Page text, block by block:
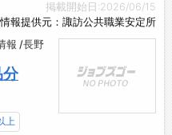
掲載開始日:2026/06/15
情報提供元：諏訪公共職業安定所
報 /長野
上